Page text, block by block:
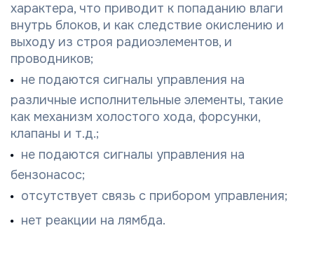
характера, что приводит к попаданию влаги
внутрь блоков, и как следствие окислению и
выходу из строя радиоэлементов, и
проводников;
не подаются сигналы управления на
различные исполнительные элементы, такие
как механизм холостого хода, форсунки,
клапаны и т.д.;
не подаются сигналы управления на
бензонасос;
отсутствует связь с прибором управления;
нет реакции на лямбда.